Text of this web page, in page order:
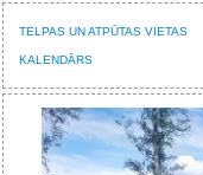
TELPAS UN ATPŪTAS VIETAS
KALENDĀRS